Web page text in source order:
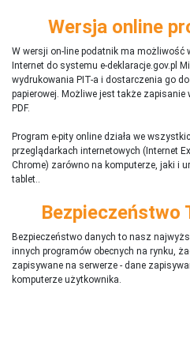
Wersja online
W wersji on-line podatnik ma możliwość
Internet do systemu e-deklaracje.gov.pl
wydrukowania PIT-a i dostarczenia go
papierowej. Możliwe jest także zapisanie
PDF.
Program e-pity online działa we
przeglądarkach internetowych (Internet
Chrome) zarówno na komputerze, jaki i
tablet..
Bezpieczeństwo
Bezpieczeństwo danych to nasz
innych programów obecnych na rynku, ż
zapisywane na serwerze - dane
komputerze użytkownika.